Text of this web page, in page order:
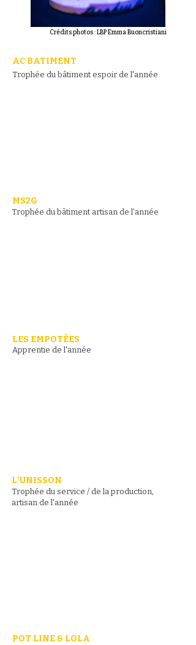
Crédits photos : LBP Emma Buoncristiani
AC BATIMENT
Trophée du bâtiment espoir de l'année
MS2G
Trophée du bâtiment artisan de l'année
LES EMPOTÉES
Apprentie de l'année
L'UNISSON
Trophée du service / de la production,
artisan de l'année
POT LINE & LOLA